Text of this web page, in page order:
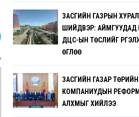
ЗАСГИЙН ГАЗРЫН
ШИЙДВЭР: АЙМГУУДАД
ДЦС-ЫН ТӨСЛИЙГ
ӨГЛӨӨ
ЗАСГИЙН ГАЗАР
КОМПАНИУДЫН
АЛХМЫГ ХИЙЛЭЭ